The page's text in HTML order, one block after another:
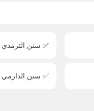
✅ سنن الترمذي
✅ سنن الدارمي